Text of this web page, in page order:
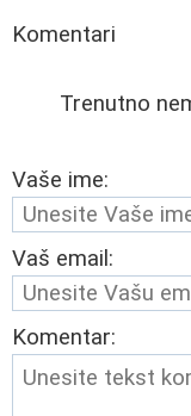
Komentari
Trenutno
Vaše ime:
Vaš email:
Komentar: